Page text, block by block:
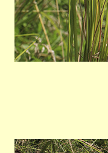
Bild